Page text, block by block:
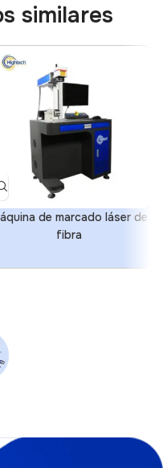
similares
de marcado láser de
fibra